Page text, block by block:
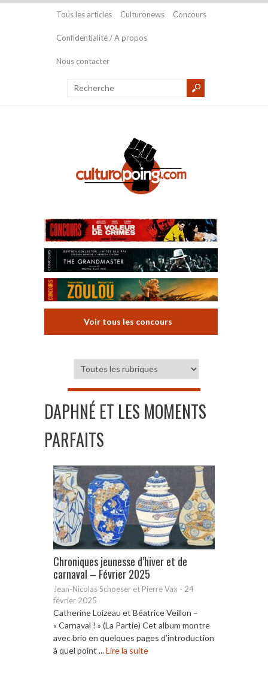
Tous les articles Culturonews Concours
Confidentialité / A propos
Nous contacter
Voir tous les concours
DAPHNÉ ET LES MOMENTS
PARFAITS
Chroniques jeunesse d’hiver et de
carnaval – Février 2025
Jean-Nicolas Schoeser et Pierre Vax - 24
février 2025
Catherine Loizeau et Béatrice Veillon –
« Carnaval ! » (La Partie) Cet album montre
avec brio en quelques pages d’introduction
à quel point ...Lire la suite